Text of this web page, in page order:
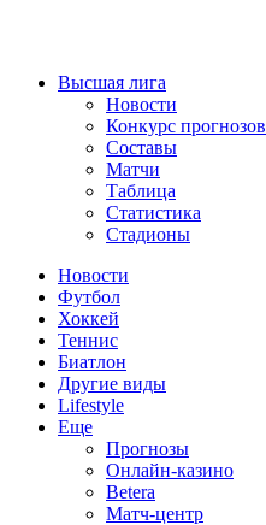
Высшая лига
Новости
Конкурс прогнозов
Составы
Матчи
Таблица
Статистика
Стадионы
Новости
Футбол
Хоккей
Теннис
Биатлон
Другие виды
Lifestyle
Еще
Прогнозы
Онлайн-казино
Betera
Матч-центр